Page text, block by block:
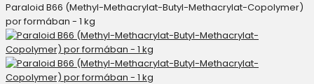
Paraloid B66 (Methyl-Methacrylat-Butyl-Methacrylat-Copolymer)
por formában - 1 kg